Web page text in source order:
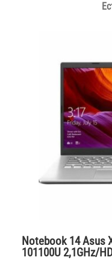
Notebook 14 Asus
101100U 2,1GHz/